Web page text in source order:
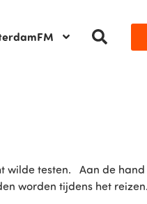
wilde testen. Aan de
worden tijdens het